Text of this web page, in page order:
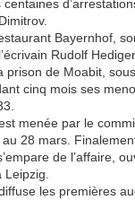
Bayernhof,
Rudolf
prison de Moabit,
cinq mois ses
menée par le
28 mars.
de l’affaire,
les premières